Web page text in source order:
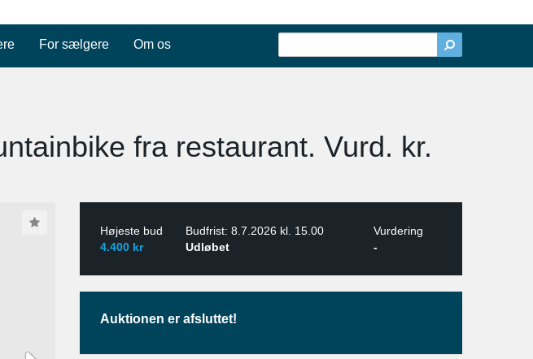
For sælgere Om os
fra restaurant. Vurd. kr.
Højeste bud Budfrist: 8.7.2026 kl. 15.00
Vurdering
4.400 kr
Udløbet -
Auktionen er afsluttet!